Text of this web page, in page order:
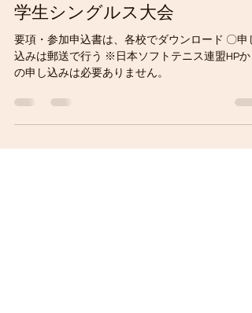
学生シングルス大会
要項・参加申込書は、各校でダウンロード 〇申
込みは郵送で行う ※日本ソフトテニス連盟HPか
の申し込みは必要ありません。